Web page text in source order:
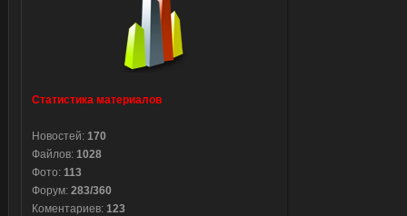
Статистика материалов
Новостей: 170
Файлов: 1028
Фото: 113
Форум: 283/360
Коментариев: 123